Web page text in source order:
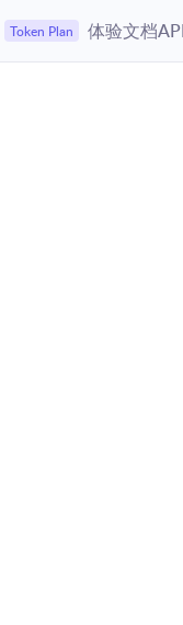
Token Plan 体验文档